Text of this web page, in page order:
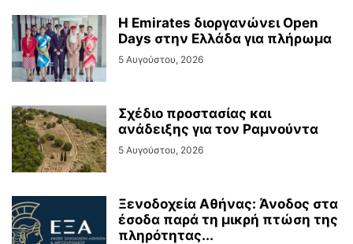
Η Emirates διοργανώνει Open
Days στην Ελλάδα για πλήρωμα
5 Αυγούστου, 2026
Σχέδιο προστασίας και
ανάδειξης για τον Ραμνούντα
5 Αυγούστου, 2026
Ξενοδοχεία Αθήνας: Άνοδος στα
έσοδα παρά τη μικρή πτώση της
πληρότητας...